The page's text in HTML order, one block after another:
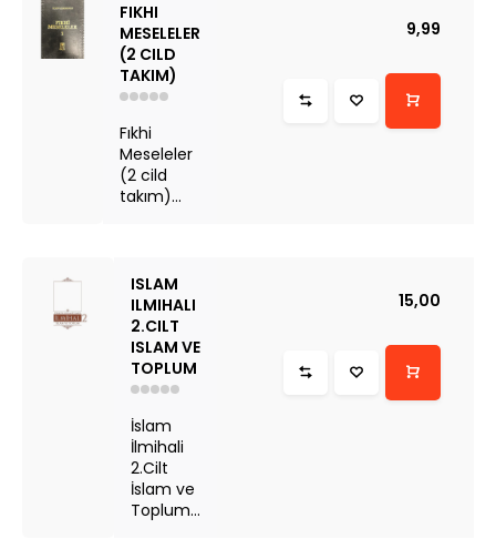
FIKHI
MESELELER
(2 CILD
TAKIM)
Fıkhi
Meseleler
(2 cild
takım)...
9,99
ISLAM
ILMIHALI
2.CILT
ISLAM VE
TOPLUM
İslam
İlmihali
2.Cilt
İslam ve
Toplum...
15,00